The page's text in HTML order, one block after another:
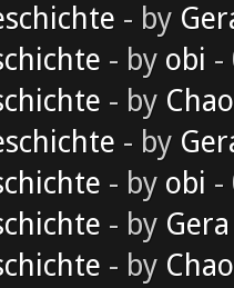
- by
- by obi -
- by
- by
- by obi -
- by Gera
- by